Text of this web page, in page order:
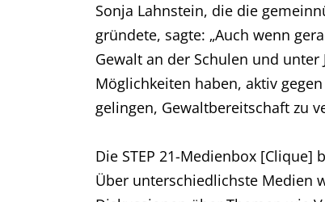
Sonja Lahnstein, die die
gründete, sagte: „Auch wenn
Gewalt an der Schulen und
Möglichkeiten haben, aktiv
gelingen, Gewaltbereitschaft zu
Die STEP 21-Medienbox
Über unterschiedlichste Medien